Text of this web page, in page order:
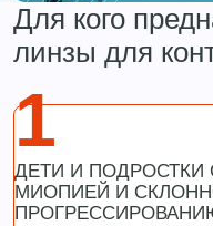
Для кого
линзы для
1
ДЕТИ И ПОДРОСТКИ
МИОПИЕЙ И